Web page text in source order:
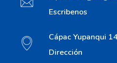
Escribenos
Cápac Yupanqui
Dirección